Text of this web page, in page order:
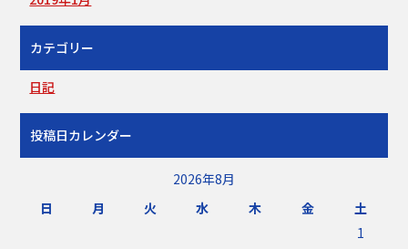
カテゴリー
日記
投稿日カレンダー
2026年8月
日
月 火 水 木 金
土
1